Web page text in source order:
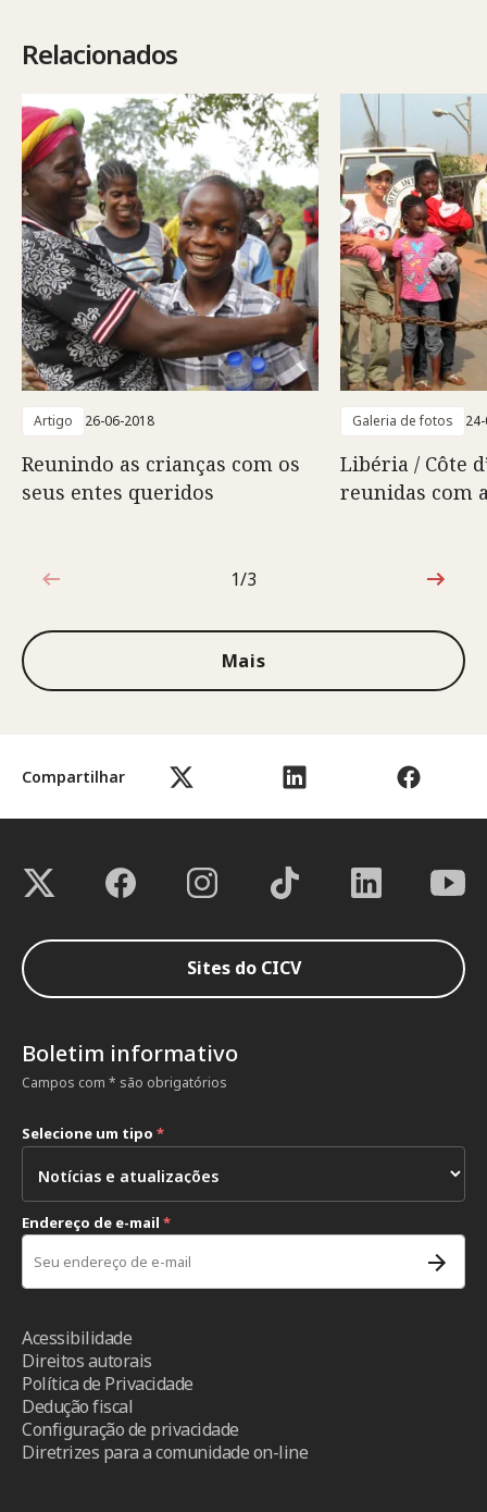
Compartilhar
Relacionados
Artigo 26-06-2018
Reunindo as crianças com os
seus entes queridos
Galeria de fotos
Libéria / Côte
reunidas com
1 de 3
1/3
Mais
Sites do CICV
Boletim informativo
Campos com * são obrigatórios
Selecione um tipo *
Endereço de e-mail *
Acessibilidade
Direitos autorais
Política de Privacidade
Dedução fiscal
Configuração de privacidade
Diretrizes para a comunidade on-line